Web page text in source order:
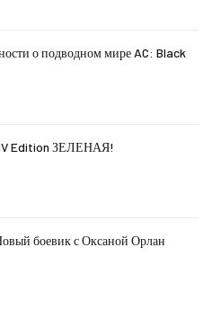
о подводном мире AC: Black
Edition ЗЕЛЕНАЯ!
боевик с Оксаной Орлан